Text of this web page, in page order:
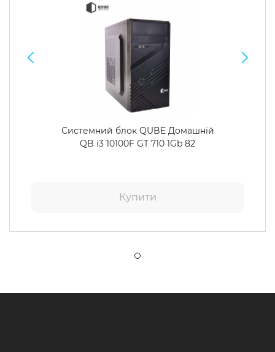
Системний блок QUBE Домашній
QB i3 10100F GT 710 1Gb 82
Купити